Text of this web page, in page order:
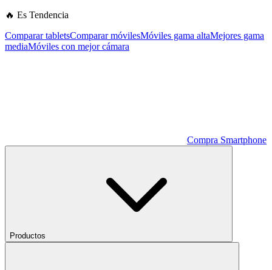
🔥 Es Tendencia
Comparar tabletsComparar móvilesMóviles gama altaMejores gama
mediaMóviles con mejor cámara
Compra Smartphone
Productos